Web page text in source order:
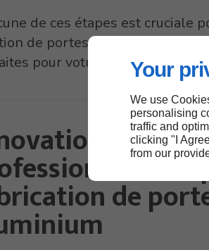
Your
We use
personalising
traffic and
clicking "I
from our
de ces étapes est cruciale
de portes en aluminium de
pour votre bâtiment à
et
de